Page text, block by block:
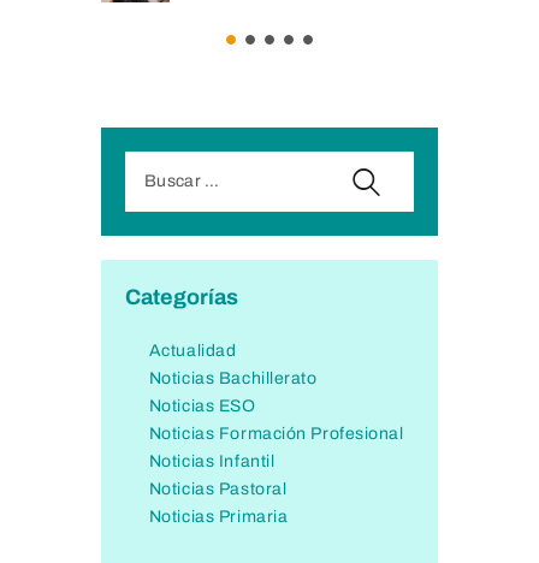
Categorías
Actualidad
Noticias Bachillerato
Noticias ESO
Noticias Formación Profesional
Noticias Infantil
Noticias Pastoral
Noticias Primaria